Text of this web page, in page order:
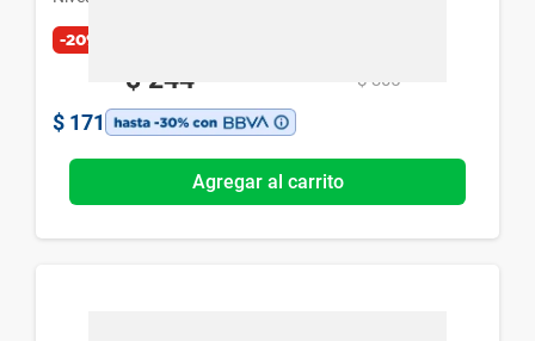
-20%
$ 244 $ 305
$ 171
Agregar al carrito